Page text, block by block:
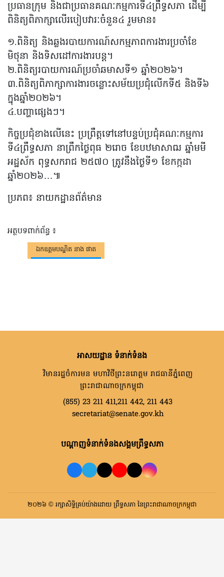
ប្រធានក្រុម និងជាប្រធានគណៈកម្មការទី៤ព្រឹទ្ធសភា ដើម្បី
ពិនិត្យពិភាក្សាលើរបៀបវារៈចំនួន៤ រួមមាន៖
១.ពិនិត្យ និងឆ្លងរបាយការណ៍សកម្មភាពការងារប្រចាំខែ
មិថុនា និងទិសដៅការងារបន្ត។
២.ពិនិត្យរបាយការណ៍ប្រចាំឆមាសទី១ ឆ្នាំ២០២៦។
៣.ពិនិត្យពិភាក្សាការងារចន្លោះសម័យប្រជុំលើកទី៥ និងទី៦
ក្នុងឆ្នាំ២០២៦។
៤.បញ្ហាផ្សេងៗ។
កិច្ចប្រជុំខាងលើនេះ ប្រព្រឹត្តទៅនៅបន្ទប់ប្រជុំគណៈកម្មការ
ទី៤ព្រឹទ្ធសភា នាព្រឹកថ្ងៃពុធ ២រោច ខែបឋមាសាឍ ឆ្នាំមមី
អដ្ឋស័ក ពុទ្ធសករាជ ២៥៧០ ត្រូវនឹងថ្ងៃទី១ ខែកក្កដា
ឆ្នាំ២០២៦…៕
ប្រភព៖ នាយកដ្ឋានព័ត៌មាន
អត្ថបទពាក់ព័ន្ធ ៖
ឯកឧត្តមបណ្ឌិត នាង ផាត
អាសយដ្ឋាន ទំនាក់ទំនង
វិមានរដ្ឋចំការមន មហាវិថីព្រះនរោត្តម រាជធានីភ្នំពេញ
ព្រះរាជាណាចក្រកម្ពុជា
(855) 23 211 411,211 442, 211 443
secretariat@senate.gov.kh
បណ្តាញទំនាក់ទំនងសង្គមព្រឹទ្ធសភា
២០២៦ © រក្សាសិទ្ធិគ្រប់យ៉ាងដោយ ព្រឹទ្ធសភា នៃព្រះរាជាណាចក្រកម្ពុជា